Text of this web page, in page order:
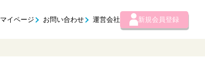
マイページ お問い合わせ 運営会社 新規会員登録